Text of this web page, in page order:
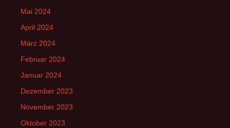
Mai 2024
April 2024
März 2024
Februar 2024
Januar 2024
Dezember 2023
November 2023
Oktober 2023